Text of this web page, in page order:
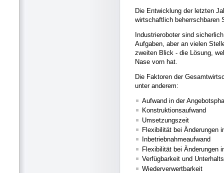
Die Entwicklung der letzten
wirtschaftlich beherrschbaren
Industrieroboter sind
Aufgaben, aber an vielen
zweiten Blick - die Lösung,
Nase vorn hat.
Die Faktoren der
unter anderem:
Aufwand in der
Konstruktionsaufwand
Umsetzungszeit
Flexibilität bei Änderungen
Inbetriebnahmeaufwand
Flexibilität bei Änderungen
Verfügbarkeit und
Wiederverwertbarkeit